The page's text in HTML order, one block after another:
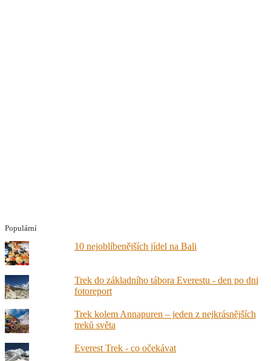
Populární
10 nejoblíbenějších jídel na Bali
Trek do základního tábora Everestu - den po dni
fotoreport
Trek kolem Annapuren – jeden z nejkrásnějších
treků světa
Everest Trek - co očekávat